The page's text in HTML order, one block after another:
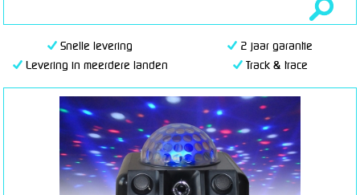
Snelle levering
2 jaar garantie
Levering in meerdere landen
Track & trace